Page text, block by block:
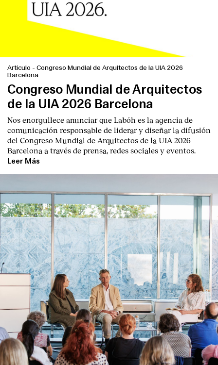
Artículo - Congreso Mundial de Arquitectos de la UIA 2026
Barcelona
Congreso Mundial de Arquitectos
de la UIA 2026 Barcelona
Nos enorgullece anunciar que Labóh es la agencia de
comunicación responsable de liderar y diseñar la difusión
del Congreso Mundial de Arquitectos de la UIA 2026
Barcelona a través de prensa, redes sociales y eventos.
Leer Más